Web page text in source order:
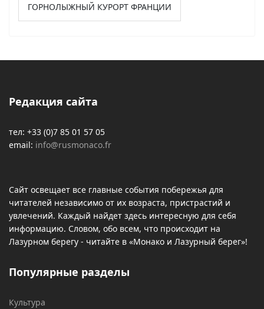
ГОРНОЛЫЖНЫЙ КУРОРТ ФРАНЦИИ
Редакция сайта
тел: +33 (0)7 85 01 57 05
email: info@rusmonaco.fr
Сайт освещает все главные события побережья для
читателей независимо от их возраста, пристрастий и
увлечений. Каждый найдет здесь интересную для себя
информацию. Словом, обо всем, что происходит на
Лазурном берегу - читайте в «Монако и Лазурный берег»!
Популярные разделы
Культура